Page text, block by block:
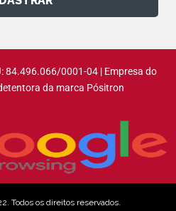
84.496.066/0001-04 | Empresa do
da marca Pósitron
Todos os direitos reservados.